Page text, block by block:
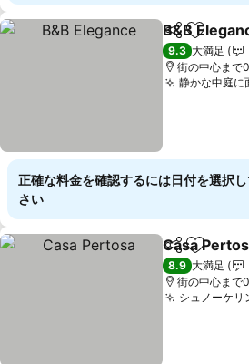
シェアお気に
B&B
9.3 大満足
街の中心まで
静かな中庭に
正確な料金を確認するには日付を選択
さい
シェアお気に
Casa
8.9 大満足
街の中心まで
シュノーケリ